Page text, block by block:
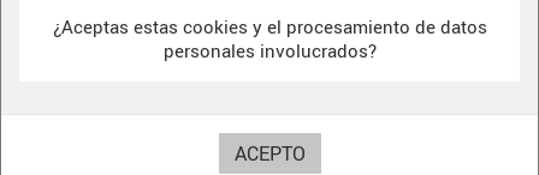
¿Aceptas estas cookies y el procesamiento de datos
personales involucrados?
BITERSWIT STUDIO
DARK SIDE